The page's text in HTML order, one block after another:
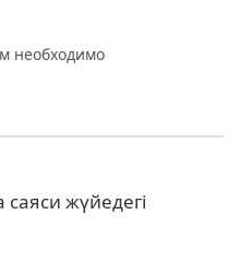
необходимо
жүйедегі